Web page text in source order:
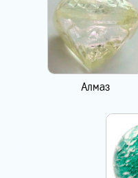
Алмаз